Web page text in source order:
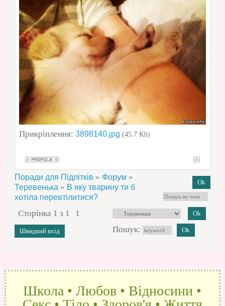
Прикріплення: 3898140.jpg (45.7 Kb)
Поради для Підлітків » Форум »
Теревенька » В яку тварину ти б
хотіла перевтілитися?
Сторінка 1 з 1
1
Пошук:
Школа • Любов • Відносини •